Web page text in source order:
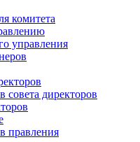
комитета
управления
совета директоров
правления